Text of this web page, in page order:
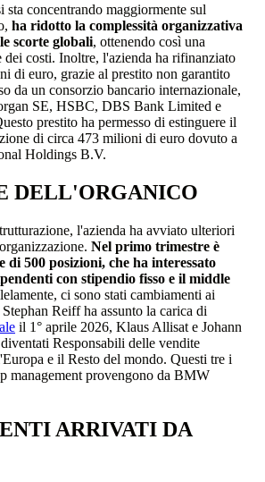
concentrando maggiormente sul
ha ridotto la complessità organizzativa
scorte globali, ottenendo così una
dei costi. Inoltre, l'azienda ha rifinanziato
di euro, grazie al prestito non garantito
da un consorzio bancario internazionale,
SE, HSBC, DBS Bank Limited e
prestito ha permesso di estinguere il
di circa 473 milioni di euro dovuto a
Holdings B.V.
DELL'ORGANICO
l'azienda ha avviato ulteriori
Nel primo trimestre è
di 500 posizioni, che ha interessato
con stipendio fisso e il middle
ci sono stati cambiamenti ai
Reiff ha assunto la carica di
il 1° aprile 2026, Klaus Allisat e Johann
Responsabili delle vendite
e il Resto del mondo. Questi tre i
management provengono da BMW
ARRIVATI DA